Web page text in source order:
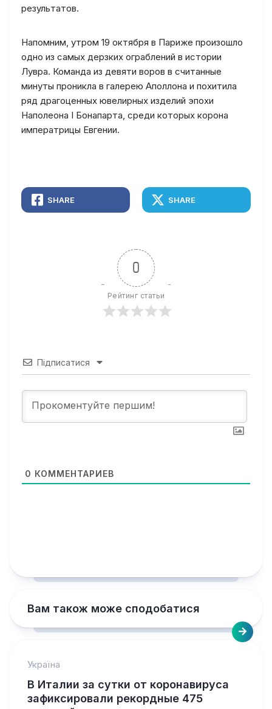
результатов.
Напомним, утром 19 октября в Париже произошло
одно из самых дерзких ограблений в истории
Лувра. Команда из девяти воров в считанные
минуты проникла в галерею Аполлона и похитила
ряд драгоценных ювелирных изделий эпохи
Наполеона I Бонапарта, среди которых корона
императрицы Евгении.
SHARE SHARE
0
Рейтинг статьи
Підписатися
0 КОММЕНТАРИЕВ
Вам також може сподобатися
Україна
В Италии за сутки от коронавируса
зафиксировали рекордные 475